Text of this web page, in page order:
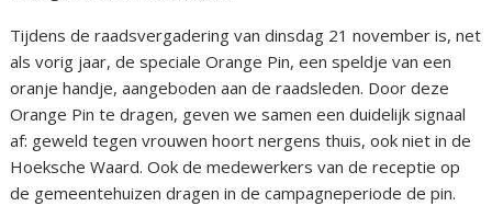
Tijdens de raadsvergadering van dinsdag 21 november is, net
als vorig jaar, de speciale Orange Pin, een speldje van een
oranje handje, aangeboden aan de raadsleden. Door deze
Orange Pin te dragen, geven we samen een duidelijk signaal
af: geweld tegen vrouwen hoort nergens thuis, ook niet in de
Hoeksche Waard. Ook de medewerkers van de receptie op
de gemeentehuizen dragen in de campagneperiode de pin.